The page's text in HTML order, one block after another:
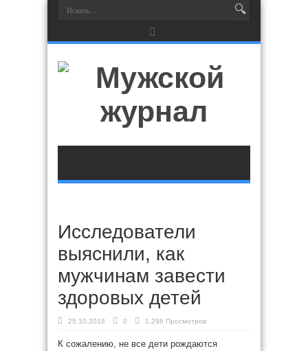
Исследователи
выяснили, как
мужчинам завести
здоровых детей
25.10.2018 0 1,298 Просмотров
К сожалению, не все дети рождаются